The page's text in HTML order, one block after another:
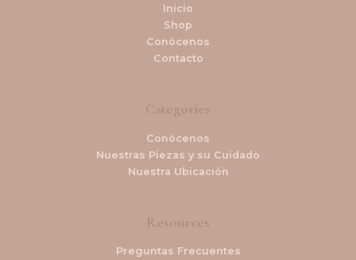
Inicio
Shop
Conócenos
Contacto
Categories
Conócenos
Nuestras Piezas y su Cuidado
Nuestra Ubicación
Resources
Preguntas Frecuentes